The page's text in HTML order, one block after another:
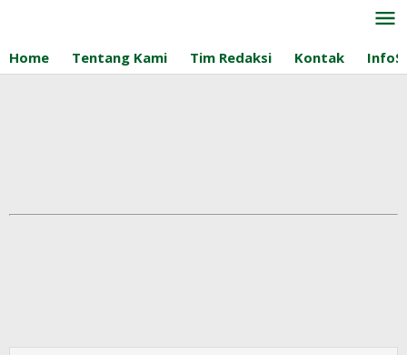
konten
Home Tentang Kami Tim Redaksi Kontak